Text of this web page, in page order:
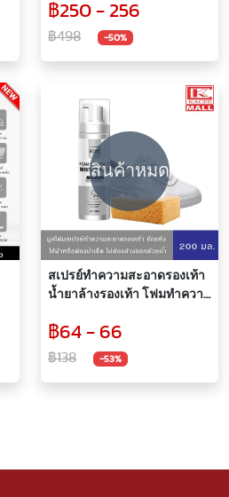
฿250 - 256
฿498 -50%
สินค้าหมด
สเปรย์ทำความสะอาดรองเท้า
น้ำยาล้างรองเท้า โฟมทำความ
โฟมล้างรองเท้า โฟมซักแห้ง
มูสโฟม 200 มล.
฿64 - 66
฿138 -53%